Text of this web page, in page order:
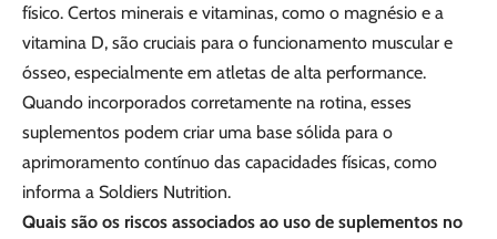
físico. Certos minerais e vitaminas, como o magnésio e a
vitamina D, são cruciais para o funcionamento muscular e
ósseo, especialmente em atletas de alta performance.
Quando incorporados corretamente na rotina, esses
suplementos podem criar uma base sólida para o
aprimoramento contínuo das capacidades físicas, como
informa a Soldiers Nutrition.
Quais são os riscos associados ao uso de suplementos no